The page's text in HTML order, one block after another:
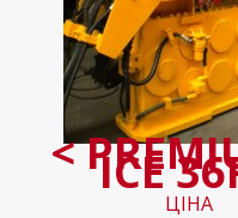
< ICE
ЦІНА